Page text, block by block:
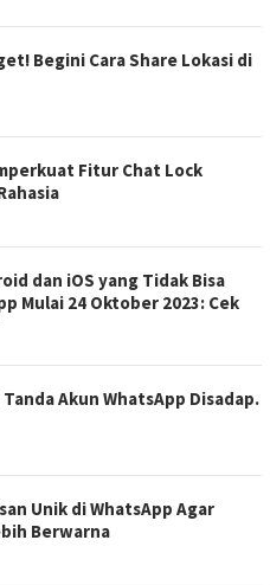
Begini Cara Share Lokasi di
Fitur Chat Lock
dan iOS yang Tidak Bisa
Mulai 24 Oktober 2023: Cek
Akun WhatsApp Disadap.
Unik di WhatsApp Agar
Berwarna